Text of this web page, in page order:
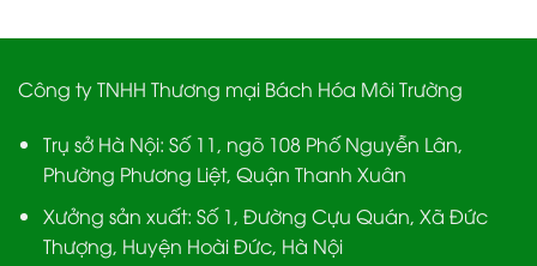
Công ty TNHH Thương mại Bách Hóa Môi Trường
Trụ sở Hà Nội: Số 11, ngõ 108 Phố Nguyễn Lân,
Phường Phương Liệt, Quận Thanh Xuân
Xưởng sản xuất: Số 1, Đường Cựu Quán, Xã Đức
Thượng, Huyện Hoài Đức, Hà Nội